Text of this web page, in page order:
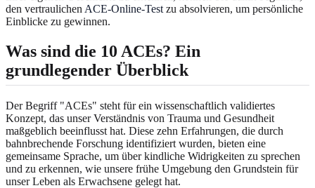
den vertraulichen ACE-Online-Test zu absolvieren, um persönliche
Einblicke zu gewinnen.
Was sind die 10 ACEs? Ein
grundlegender Überblick
Der Begriff "ACEs" steht für ein wissenschaftlich validiertes
Konzept, das unser Verständnis von Trauma und Gesundheit
maßgeblich beeinflusst hat. Diese zehn Erfahrungen, die durch
bahnbrechende Forschung identifiziert wurden, bieten eine
gemeinsame Sprache, um über kindliche Widrigkeiten zu sprechen
und zu erkennen, wie unsere frühe Umgebung den Grundstein für
unser Leben als Erwachsene gelegt hat.